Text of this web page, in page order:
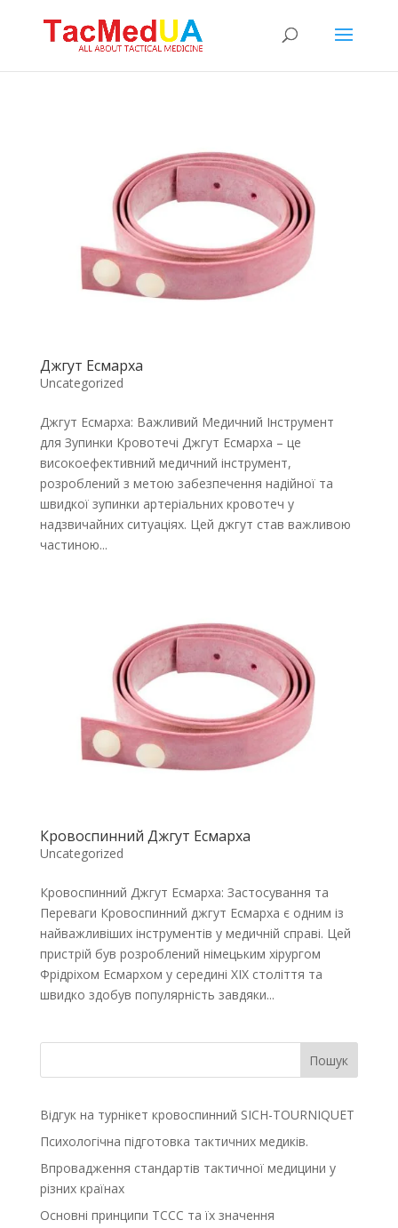
Джгут Есмарха
Uncategorized
Джгут Есмарха: Важливий Медичний Інструмент
для Зупинки Кровотечі Джгут Есмарха – це
високоефективний медичний інструмент,
розроблений з метою забезпечення надійної та
швидкої зупинки артеріальних кровотеч у
надзвичайних ситуаціях. Цей джгут став важливою
частиною...
Кровоспинний Джгут Есмарха
Uncategorized
Кровоспинний Джгут Есмарха: Застосування та
Переваги Кровоспинний джгут Есмарха є одним із
найважливіших інструментів у медичній справі. Цей
пристрій був розроблений німецьким хірургом
Фрідріхом Есмархом у середині XIX століття та
швидко здобув популярність завдяки...
Пошук
Відгук на турнікет кровоспинний SІСH-TOURNIQUЕT
Психологічна підготовка тактичних медиків.
Впровадження стандартів тактичної медицини у
різних країнах
Основні принципи TCCC та їх значення